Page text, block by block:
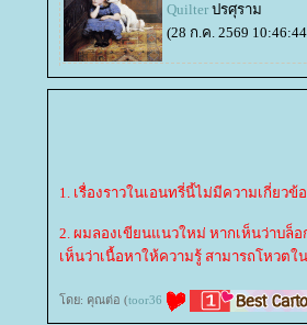
Quilter ปรศุราม
(28 ก.ค. 2569
1. เรื่องราวในเอนทรี่นี้ไม่มีความเกี่ยว
2. ผมลองเขียนแนวใหม่ หากเห็นว่าบล็
เห็นว่าเนื้อหาให้ความรู้ สามารถโหวตใ
ดย: คุณต่อ (toor36